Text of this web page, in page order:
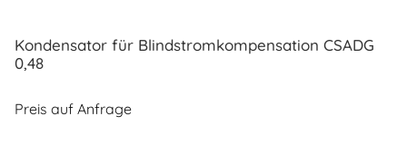
Kondensator für Blindstromkompensation CSADG
0,48
Preis auf Anfrage